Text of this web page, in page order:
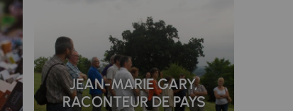
JEAN-MARIE GARY,
RACONTEUR DE PAYS